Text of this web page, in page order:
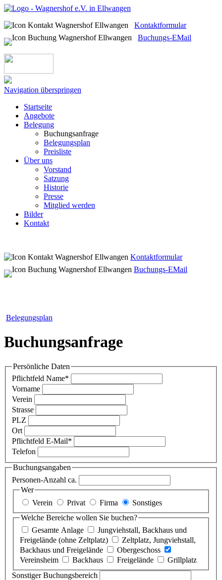
Kontaktformular
Buchungs-EMail
Navigation überspringen
Startseite
Angebote
Belegung
Buchungsanfrage
Belegungsplan
Preisliste
Über uns
Vorstand
Satzung
Historie
Presse
Mitglied werden
Bilder
Kontakt
Kontaktformular
Buchungs-EMail
Belegungsplan
Buchungsanfrage
Persönliche Daten
Pflichtfeld Name*
Vorname
Verein
Strasse
PLZ
Ort
Pflichtfeld E-Mail*
Telefon
Buchungsangaben
Personen-Anzahl ca.
Wer
Verein
Privat Firma
Sonstiges
Welche Bereiche wollen Sie buchen?
Gesamte Anlage
Jungviehstall, Backhaus und
Freigelände (ohne Zeltplatz)
Zeltplatz, Jungviehstall,
Backhaus und Freigelände
Obergeschoss
Vereinsheim
Backhaus Freigelände
Grillplatz
Sonstiger Buchungsbereich